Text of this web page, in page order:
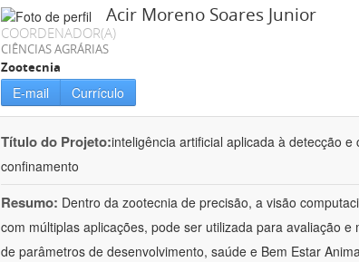
Acir Moreno Soares Junior
COORDENADOR(A)
CIÊNCIAS AGRÁRIAS
Zootecnia
E-mail Currículo
Título do Projeto:inteligência artificial aplicada à detecção
confinamento
Resumo: Dentro da zootecnia de precisão, a visão
com múltiplas aplicações, pode ser utilizada para avaliação
de parâmetros de desenvolvimento, saúde e Bem Estar